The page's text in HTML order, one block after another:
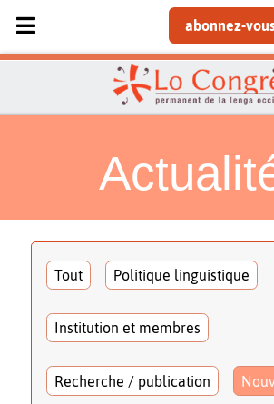
Sélectionnez votre langue
abonnez-
Tout Politique linguistique
Institution et membres
Recherche / publication